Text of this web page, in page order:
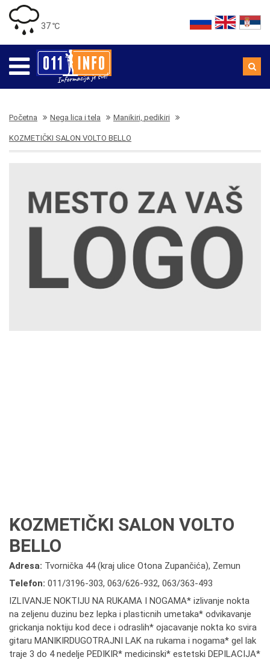
37 ℃
Početna Nega lica i tela Manikiri, pedikiri
KOZMETIČKI SALON VOLTO BELLO
KOZMETIČKI SALON VOLTO
BELLO
Adresa: Tvornička 44 (kraj ulice Otona Zupančića), Zemun
Telefon: 011/3196-303, 063/626-932, 063/363-493
IZLIVANJE NOKTIJU NA RUKAMA I NOGAMA* izlivanje nokta
na zeljenu duzinu bez lepka i plasticnih umetaka* odvikavanje
grickanja noktiju kod dece i odraslih* ojacavanje nokta ko svira
gitaru MANIKIRDUGOTRAJNI LAK na rukama i nogama* gel lak
traje 3 do 4 nedelje PEDIKIR* medicinski* estetski DEPILACIJA*